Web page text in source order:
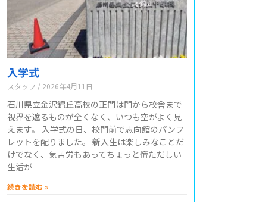
入学式
スタッフ 2026年4月11日
石川県立金沢錦丘高校の正門は門から校舎まで
視界を遮るものが全くなく、いつも空がよく見
えます。 入学式の日、校門前で志向館のパンフ
レットを配りました。 新入生は楽しみなことだ
けでなく、気苦労もあってちょっと慌ただしい
生活が
続きを読む »